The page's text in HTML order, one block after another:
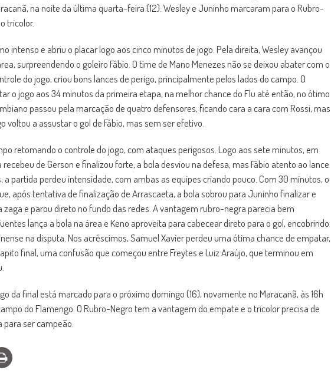
na noite da última quarta-feira (12). Wesley e Juninho marcaram para o Rubro-
tricolor.
intenso e abriu o placar logo aos cinco minutos de jogo. Pela direita, Wesley avançou
surpreendendo o goleiro Fábio. O time de Mano Menezes não se deixou abater com o
do jogo, criou bons lances de perigo, principalmente pelos lados do campo. O
o jogo aos 34 minutos da primeira etapa, na melhor chance do Flu até então, no ótimo
passou pela marcação de quatro defensores, ficando cara a cara com Rossi, mas
voltou a assustar o gol de Fábio, mas sem ser efetivo.
retomando o controle do jogo, com ataques perigosos. Logo aos sete minutos, em
de Gerson e finalizou forte, a bola desviou na defesa, mas Fábio atento ao lance
a partida perdeu intensidade, com ambas as equipes criando pouco. Com 30 minutos, o
após tentativa de finalização de Arrascaeta, a bola sobrou para Juninho finalizar e
zaga e parou direto no fundo das redes. A vantagem rubro-negra parecia bem
lança a bola na área e Keno aproveita para cabecear direto para o gol, encobrindo
na disputa. Nos acréscimos, Samuel Xavier perdeu uma ótima chance de empatar,
final, uma confusão que começou entre Freytes e Luiz Araújo, que terminou em
da final está marcado para o próximo domingo (16), novamente no Maracanã, às 16h
do Flamengo. O Rubro-Negro tem a vantagem do empate e o tricolor precisa de
ser campeão.